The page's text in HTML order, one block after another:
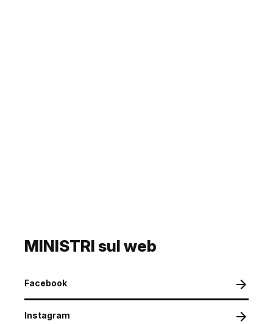
MINISTRI sul web
Facebook
Instagram